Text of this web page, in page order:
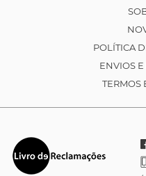
POLÍTICA
ENVIOS
TERMOS